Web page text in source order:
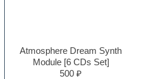
Atmosphere Dream Synth
Module [6 CDs Set]
500 ₽